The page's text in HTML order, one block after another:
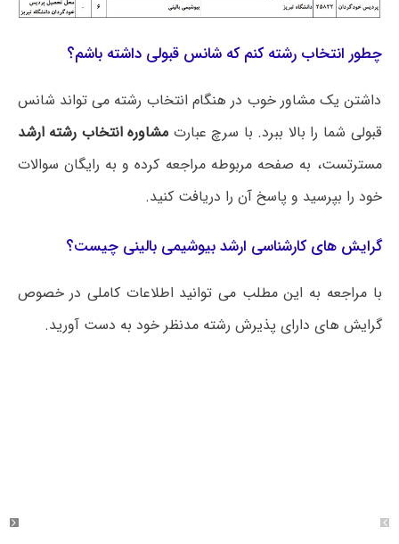
چطور انتخاب رشته کنم که شانس قبولی داشته باشم؟
داشتن یک مشاور خوب در هنگام انتخاب رشته می تواند شانس
قبولی شما را بالا ببرد. با سرچ عبارت مشاوره انتخاب رشته ارشد
مسترتست، به صفحه مربوطه مراجعه کرده و به رایگان سوالات
خود را بپرسید و پاسخ آن را دریافت کنید.
گرایش های کارشناسی ارشد بیوشیمی بالینی چیست؟
با مراجعه به این مطلب می‌ توانید اطلاعات کاملی در خصوص
گرایش های دارای پذیرش رشته مدنظر خود به دست آورید.